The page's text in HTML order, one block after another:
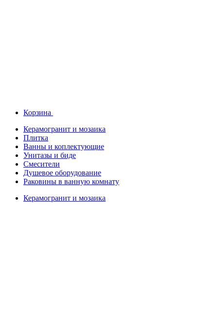
Корзина
Керамогранит и мозаика
Плитка
Ванны и коплектующие
Унитазы и биде
Смесители
Душевое оборудование
Раковины в ванную комнату
Керамогранит и мозаика